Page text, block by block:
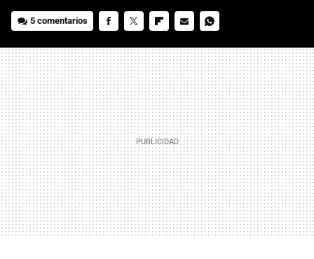
5 comentarios
MAIL